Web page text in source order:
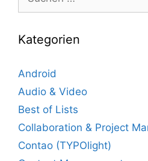
nach:
Kategorien
Android
Audio & Video
Best of Lists
Collaboration & Project
Contao (TYPOlight)